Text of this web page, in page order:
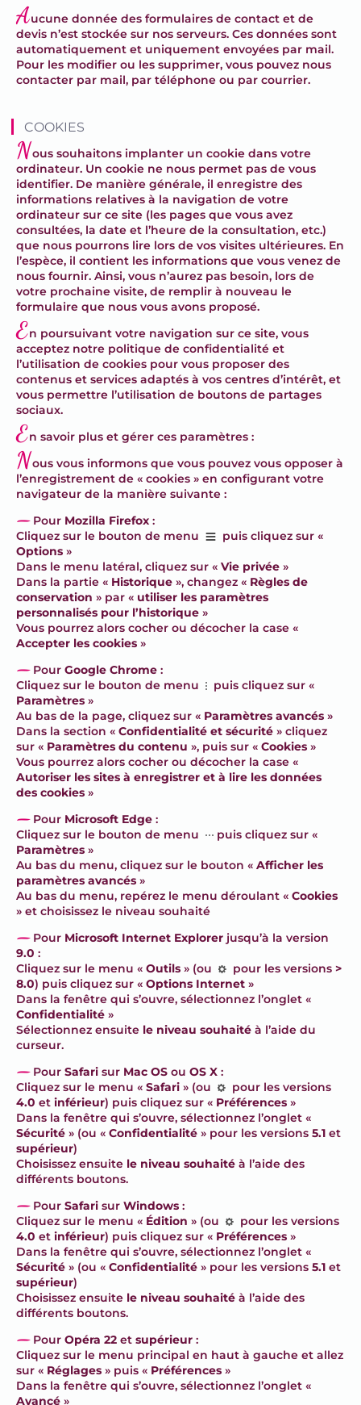
Aucune donnée des formulaires de contact et de
devis n’est stockée sur nos serveurs. Ces données sont
automatiquement et uniquement envoyées par mail.
Pour les modifier ou les supprimer, vous pouvez nous
contacter par mail, par téléphone ou par courrier.
COOKIES
Nous souhaitons implanter un cookie dans votre
ordinateur. Un cookie ne nous permet pas de vous
identifier. De manière générale, il enregistre des
informations relatives à la navigation de votre
ordinateur sur ce site (les pages que vous avez
consultées, la date et l’heure de la consultation, etc.)
que nous pourrons lire lors de vos visites ultérieures. En
l’espèce, il contient les informations que vous venez de
nous fournir. Ainsi, vous n’aurez pas besoin, lors de
votre prochaine visite, de remplir à nouveau le
formulaire que nous vous avons proposé.
En poursuivant votre navigation sur ce site, vous
acceptez notre politique de confidentialité et
l’utilisation de cookies pour vous proposer des
contenus et services adaptés à vos centres d’intérêt, et
vous permettre l’utilisation de boutons de partages
sociaux.
En savoir plus et gérer ces paramètres :
Nous vous informons que vous pouvez vous opposer à
l’enregistrement de « cookies » en configurant votre
navigateur de la manière suivante :
– Pour Mozilla Firefox :
Cliquez sur le bouton de menu
puis cliquez sur «
Options »
Dans le menu latéral, cliquez sur « Vie privée »
Dans la partie « Historique », changez « Règles de
conservation » par « utiliser les paramètres
personnalisés pour l’historique »
Vous pourrez alors cocher ou décocher la case «
Accepter les cookies »
– PourGoogle Chrome :
Cliquez sur le bouton de menu
puis cliquez sur «
Paramètres »
Au bas de la page, cliquez sur « Paramètres avancés »
Dans la section « Confidentialité et sécurité » cliquez
sur « Paramètres du contenu », puis sur « Cookies »
Vous pourrez alors cocher ou décocher la case «
Autoriser les sites à enregistrer et à lire les données
des cookies »
– Pour Microsoft Edge :
Cliquez sur le bouton de menu
puis cliquez sur «
Paramètres »
Au bas du menu, cliquez sur le bouton « Afficher les
paramètres avancés »
Au bas du menu, repérez le menu déroulant « Cookies
» et choisissez le niveau souhaité
– Pour Microsoft Internet Explorer jusqu’à la version
9.0 :
Cliquez sur le menu « Outils » (ou pour les versions >
8.0) puis cliquez sur « Options Internet »
Dans la fenêtre qui s’ouvre, sélectionnez l’onglet «
Confidentialité »
Sélectionnez ensuite le niveau souhaité à l’aide du
curseur.
– PourSafari sur Mac OS ou OS X :
Cliquez sur le menu « Safari » (ou
pour les versions
4.0 et inférieur) puis cliquez sur « Préférences »
Dans la fenêtre qui s’ouvre, sélectionnez l’onglet «
Sécurité » (ou « Confidentialité » pour les versions 5.1 et
supérieur)
Choisissez ensuite le niveau souhaité à l’aide des
différents boutons.
– PourSafari surWindows :
Cliquez sur le menu « Édition » (ou
pour les versions
4.0 et inférieur) puis cliquez sur « Préférences »
Dans la fenêtre qui s’ouvre, sélectionnez l’onglet «
Sécurité » (ou « Confidentialité » pour les versions 5.1 et
supérieur)
Choisissez ensuite le niveau souhaité à l’aide des
différents boutons.
– PourOpéra 22 etsupérieur :
Cliquez sur le menu principal en haut à gauche et allez
sur « Réglages » puis « Préférences »
Dans la fenêtre qui s’ouvre, sélectionnez l’onglet «
Avancé »